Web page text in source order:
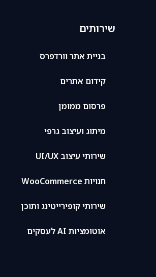
שירותים
בניית אתר וורדפרס
קידום אתרים
פרסום ממומן
מיתוג ועיצוב גרפי
שירותי עיצוב UI/UX
חנויות WooCommerce
שירותי קופירייטינג ותוכן
אוטומציות AI לעסקים